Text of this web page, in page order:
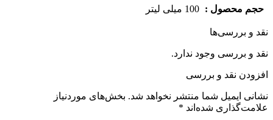
حجم محصول : 100 میلی لیتر
نقد و بررسی‌ها
نقد و بررسی وجود ندارد.
افزودن نقد و بررسی
نشانی ایمیل شما منتشر نخواهد شد. بخش‌های موردنیاز
علامت‌گذاری شده‌اند *